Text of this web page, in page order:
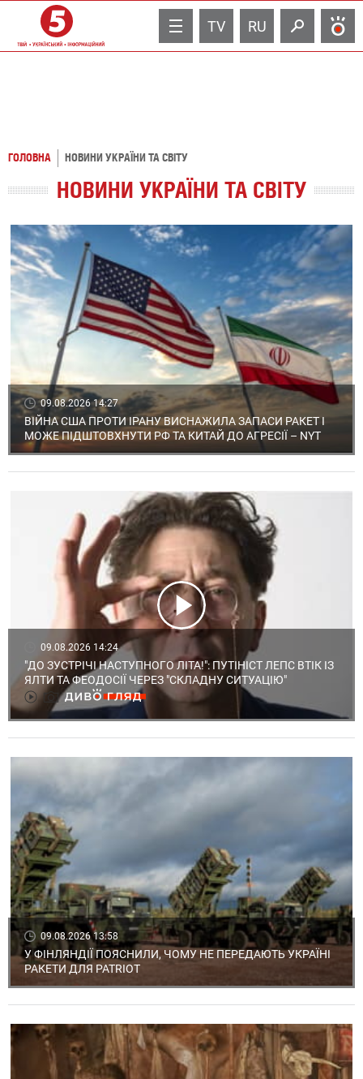
TV RU
ГОЛОВНА НОВИНИ УКРАЇНИ ТА СВІТУ
НОВИНИ УКРАЇНИ ТА СВІТУ
09.08.2026 14:27
ВІЙНА США ПРОТИ ІРАНУ ВИСНАЖИЛА ЗАПАСИ РАКЕТ І
МОЖЕ ПІДШТОВХНУТИ РФ ТА КИТАЙ ДО АГРЕСІЇ – NYT
09.08.2026 14:24
"ДО ЗУСТРІЧІ НАСТУПНОГО ЛІТА!": ПУТІНІСТ ЛЕПС ВТІК ІЗ
ЯЛТИ ТА ФЕОДОСІЇ ЧЕРЕЗ "СКЛАДНУ СИТУАЦІЮ"
09.08.2026 13:58
У ФІНЛЯНДІЇ ПОЯСНИЛИ, ЧОМУ НЕ ПЕРЕДАЮТЬ УКРАЇНІ
РАКЕТИ ДЛЯ PATRIOT